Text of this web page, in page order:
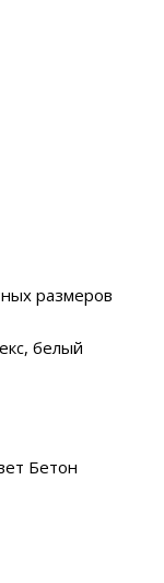
размеров
белый
Бетон